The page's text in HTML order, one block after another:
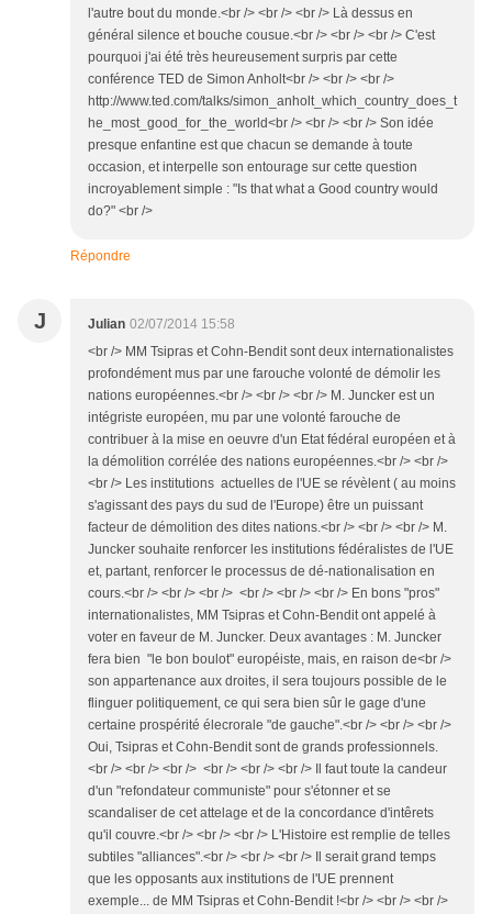
l'autre bout du monde.<br /> <br /> <br /> Là dessus en
général silence et bouche cousue.<br /> <br /> <br /> C'est
pourquoi j'ai été très heureusement surpris par cette
conférence TED de Simon Anholt<br /> <br /> <br />
http://www.ted.com/talks/simon_anholt_which_country_does_t
he_most_good_for_the_world<br /> <br /> <br /> Son idée
presque enfantine est que chacun se demande à toute
occasion, et interpelle son entourage sur cette question
incroyablement simple : "Is that what a Good country would
do?" <br />
Répondre
J Julian 02/07/2014 15:58
<br /> MM Tsipras et Cohn-Bendit sont deux internationalistes
profondément mus par une farouche volonté de démolir les
nations européennes.<br /> <br /> <br /> M. Juncker est un
intégriste européen, mu par une volonté farouche de
contribuer à la mise en oeuvre d'un Etat fédéral européen et à
la démolition corrélée des nations européennes.<br /> <br />
<br /> Les institutions actuelles de l'UE se révèlent ( au moins
s'agissant des pays du sud de l'Europe) être un puissant
facteur de démolition des dites nations.<br /> <br /> <br /> M.
Juncker souhaite renforcer les institutions fédéralistes de l'UE
et, partant, renforcer le processus de dé-nationalisation en
cours.<br /> <br /> <br /> <br /> <br /> <br /> En bons "pros"
internationalistes, MM Tsipras et Cohn-Bendit ont appelé à
voter en faveur de M. Juncker. Deux avantages : M. Juncker
fera bien "le bon boulot" européiste, mais, en raison de<br />
son appartenance aux droites, il sera toujours possible de le
flinguer politiquement, ce qui sera bien sûr le gage d'une
certaine prospérité élecrorale "de gauche".<br /> <br /> <br />
Oui, Tsipras et Cohn-Bendit sont de grands professionnels.
<br /> <br /> <br /> <br /> <br /> <br /> Il faut toute la candeur
d'un "refondateur communiste" pour s'étonner et se
scandaliser de cet attelage et de la concordance d'intêrets
qu'il couvre.<br /> <br /> <br /> L'Histoire est remplie de telles
subtiles "alliances".<br /> <br /> <br /> Il serait grand temps
que les opposants aux institutions de l'UE prennent
exemple... de MM Tsipras et Cohn-Bendit !<br /> <br /> <br />